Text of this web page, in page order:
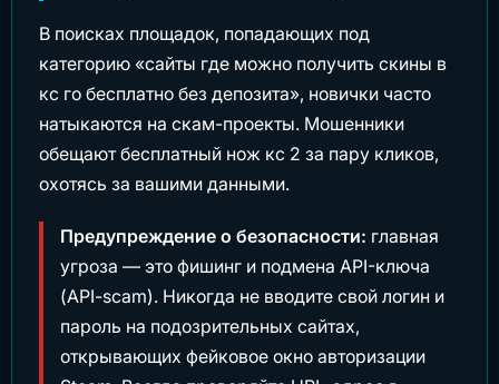
В поисках площадок, попадающих под
категорию «сайты где можно получить скины в
кс го бесплатно без депозита», новички часто
натыкаются на скам-проекты. Мошенники
обещают бесплатный нож кс 2 за пару кликов,
охотясь за вашими данными.
Предупреждение о безопасности: главная
угроза — это фишинг и подмена API-ключа
(API-scam). Никогда не вводите свой логин и
пароль на подозрительных сайтах,
открывающих фейковое окно авторизации